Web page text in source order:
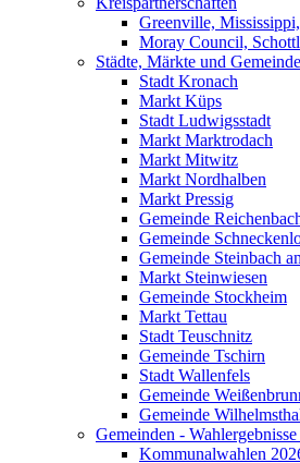
Greenville,
Moray Council,
Städte, Märkte und
Stadt Kronach
Markt Küps
Stadt Ludwigsstadt
Markt Marktrodach
Markt Mitwitz
Markt Nordhalben
Markt Pressig
Gemeinde
Gemeinde
Gemeinde Steinbach
Markt Steinwiesen
Gemeinde Stockheim
Markt Tettau
Stadt Teuschnitz
Gemeinde Tschirn
Stadt Wallenfels
Gemeinde
Gemeinde
Gemeinden -
Kommunalwahlen